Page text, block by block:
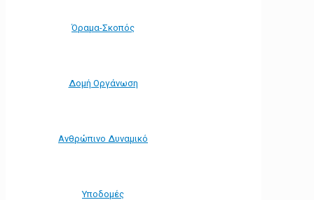
Όραμα-Σκοπός
Δομή Οργάνωση
Ανθρώπινο Δυναμικό
Υποδομές